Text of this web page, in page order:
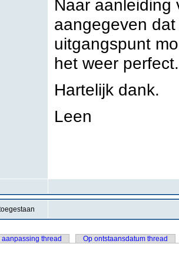
Naar aanleiding
aangegeven
uitgangspunt
het weer perfect.
Hartelijk dank.
Leen
aanpassing thread Op ontstaansdatum thread